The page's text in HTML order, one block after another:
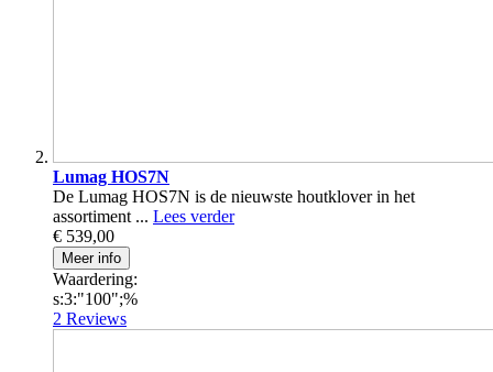
Lumag HOS7N
De Lumag HOS7N is de nieuwste houtklover in het
assortiment ... Lees verder
€ 539,00
Meer info
Waardering:
s:3:"100";%
2 Reviews